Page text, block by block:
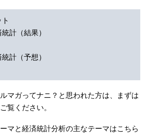
計（結果）
計（予想）
マガってナニ？と思われた方は、まずは
覧ください。
マと経済統計分析の主なテーマはこちら